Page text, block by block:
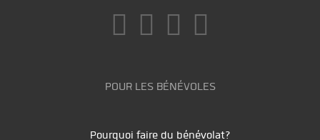
POUR LES BÉNÉVOLES
Pourquoi faire du bénévolat?